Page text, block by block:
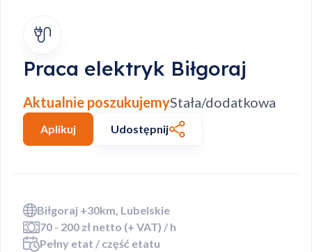
Praca elektryk Biłgoraj
Aktualnie poszukujemyStała/dodatkowa
Aplikuj Udostępnij
Biłgoraj +30km, Lubelskie
70 - 200 zł netto (+ VAT) / h
Pełny etat / część etatu